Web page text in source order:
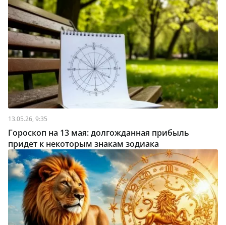
13.05.26, 9:35
Гороскоп на 13 мая: долгожданная прибыль
придет к некоторым знакам зодиака